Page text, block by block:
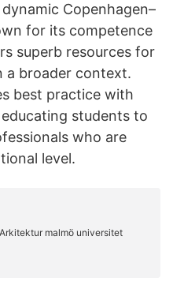
Copenhagen–
for its competence
superb resources for
a broader context.
best practice with
students to
who are
level.